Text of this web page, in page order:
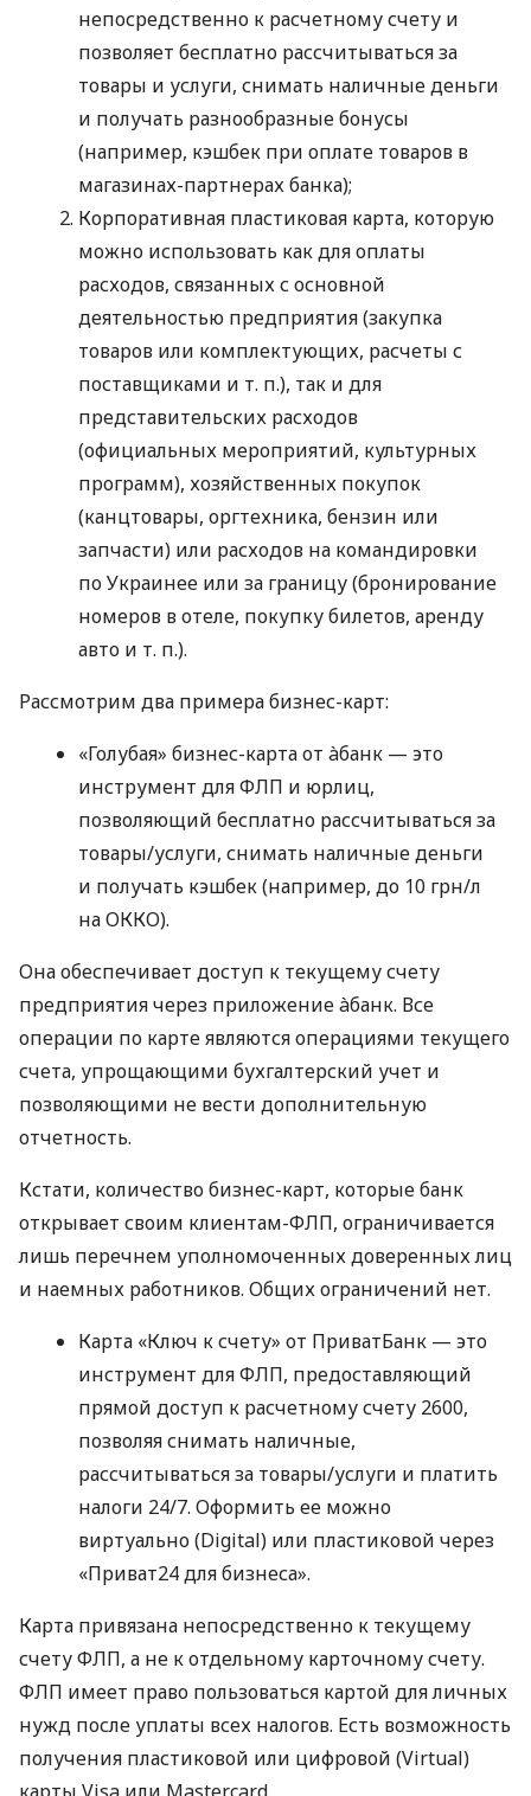
непосредственно к расчетному счету и
позволяет бесплатно рассчитываться за
товары и услуги, снимать наличные деньги
и получать разнообразные бонусы
(например, кэшбек при оплате товаров в
магазинах-партнерах банка);
Корпоративная пластиковая карта, которую
можно использовать как для оплаты
расходов, связанных с основной
деятельностью предприятия (закупка
товаров или комплектующих, расчеты с
поставщиками и т. п.), так и для
представительских расходов
(официальных мероприятий, культурных
программ), хозяйственных покупок
(канцтовары, оргтехника, бензин или
запчасти) или расходов на командировки
по Украинее или за границу (бронирование
номеров в отеле, покупку билетов, аренду
авто и т. п.).
Рассмотрим два примера бизнес-карт:
«Голубая» бизнес-карта от àбанк — это
инструмент для ФЛП и юрлиц,
позволяющий бесплатно рассчитываться за
товары/услуги, снимать наличные деньги
и получать кэшбек (например, до 10 грн/л
на ОККО).
Она обеспечивает доступ к текущему счету
предприятия через приложение àбанк. Все
операции по карте являются операциями текущего
счета, упрощающими бухгалтерский учет и
позволяющими не вести дополнительную
отчетность.
Кстати, количество бизнес-карт, которые банк
открывает своим клиентам-ФЛП, ограничивается
лишь перечнем уполномоченных доверенных лиц
и наемных работников. Общих ограничений нет.
Карта «Ключ к счету» от ПриватБанк — это
инструмент для ФЛП, предоставляющий
прямой доступ к расчетному счету 2600,
позволяя снимать наличные,
рассчитываться за товары/услуги и платить
налоги 24/7. Оформить ее можно
виртуально (Digital) или пластиковой через
«Приват24 для бизнеса».
Карта привязана непосредственно к текущему
счету ФЛП, а не к отдельному карточному счету.
ФЛП имеет право пользоваться картой для личных
нужд после уплаты всех налогов. Есть возможность
получения пластиковой или цифровой (Virtual)